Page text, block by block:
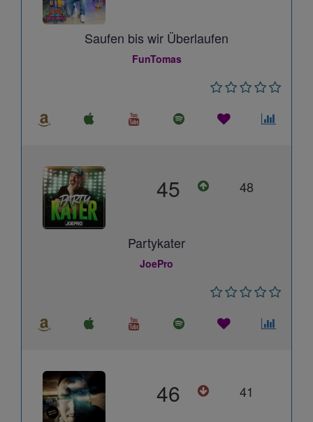
Saufen bis wir Überlaufen
FunTomas
45 48
Partykater
JoePro
46 41